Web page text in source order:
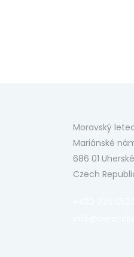
Moravský
Mariánské
686 01
Czech